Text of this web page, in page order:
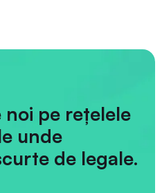
noi pe rețelele
unde
de legale.